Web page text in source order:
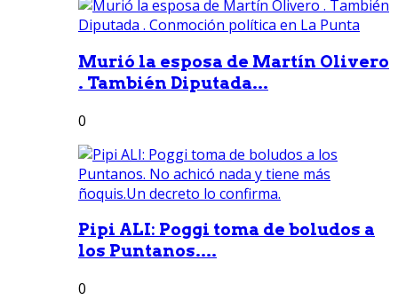
Murió la esposa de Martín Olivero
. También Diputada...
0
Pipi ALI: Poggi toma de boludos a
los Puntanos....
0